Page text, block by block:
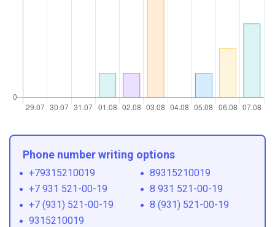
Phone number writing options
+79315210019
89315210019
+7 931 521-00-19
8 931 521-00-19
+7 (931) 521-00-19
8 (931) 521-00-19
9315210019